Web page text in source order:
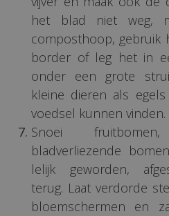
het blad niet weg,
composthoop, gebruik
border of leg het in
onder een grote
kleine dieren als
voedsel kunnen vinden.
Snoei
bladverliezende
lelijk geworden,
terug. Laat verdorde
bloemschermen en